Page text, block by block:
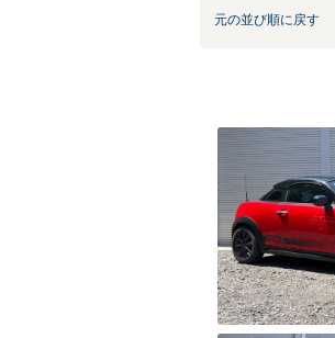
元の並び順に戻す